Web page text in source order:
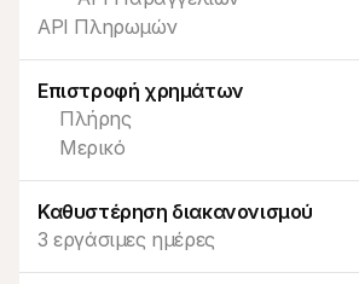
API Πληρωμών
Επιστροφή χρημάτων
Πλήρης
Μερικό
Καθυστέρηση διακανονισμού
3 εργάσιμες ημέρες
Για τους αγοραστές
Ανακαλύψτε γιατί η Mollie εμφανίζεται
σας δήλωση
Για πελάτες της Mollie
Επικοινωνήστε με την ομάδα
Επικοινωνήστε με τις πωλήσεις
Ανακαλύψτε πώς μπορούμε να
επιχείρησή σας